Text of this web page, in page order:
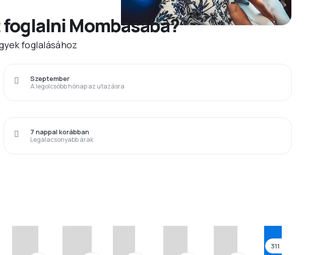
Mombasába?
foglalásához
A legolcsóbb hónap az utazásra
Szeptember
Legalacsonyabb árak
7 nappal korábban
311 343Ft